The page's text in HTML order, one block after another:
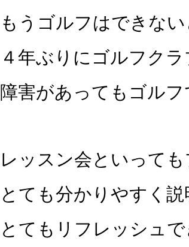
もうゴルフはできな
４年ぶりにゴルフクラ
障害があってもゴル
レッスン会といって
とても分かりやすく
とてもリフレッシュで